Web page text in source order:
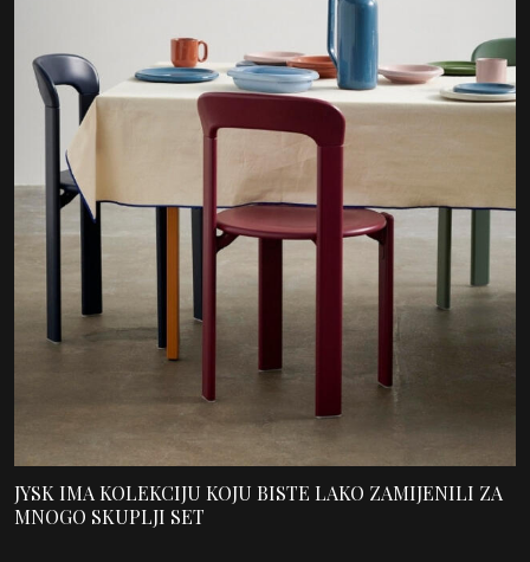
JYSK IMA KOLEKCIJU KOJU BISTE LAKO ZAMIJENILI ZA
MNOGO SKUPLJI SET